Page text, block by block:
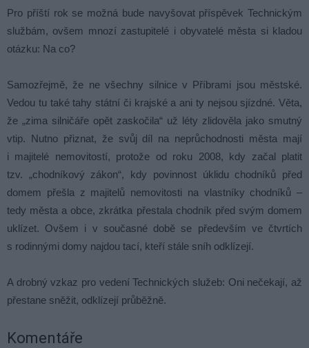
Pro příští rok se možná bude navyšovat příspěvek Technickým
službám, ovšem mnozí zastupitelé i obyvatelé města si kladou
otázku: Na co?
Samozřejmě, že ne všechny silnice v Příbrami jsou městské.
Vedou tu také tahy státní či krajské a ani ty nejsou sjízdné. Věta,
že „zima silničáře opět zaskočila“ už léty zlidověla jako smutný
vtip. Nutno přiznat, že svůj díl na neprůchodnosti města mají
i majitelé nemovitostí, protože od roku 2008, kdy začal platit
tzv. „chodníkový zákon“, kdy povinnost úklidu chodníků před
domem přešla z majitelů nemovitosti na vlastníky chodníků –
tedy města a obce, zkrátka přestala chodník před svým domem
uklízet. Ovšem i v současné době se především ve čtvrtích
s rodinnými domy najdou tací, kteří stále sníh odklízejí.
A drobný vzkaz pro vedení Technických služeb: Oni nečekají, až
přestane sněžit, odklízejí průběžně.
Komentáře